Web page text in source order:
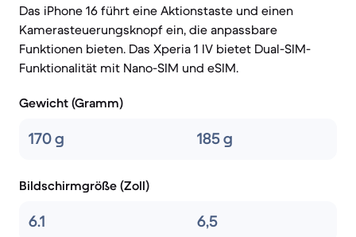
Das iPhone 16 führt eine Aktionstaste und einen
Kamerasteuerungsknopf ein, die anpassbare
Funktionen bieten. Das Xperia 1 IV bietet Dual-SIM-
Funktionalität mit Nano-SIM und eSIM.
Gewicht (Gramm)
170 g 185 g
Bildschirmgröße (Zoll)
6.1 6,5